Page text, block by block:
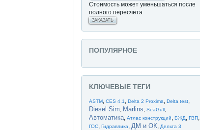
Стоимость может уменьшаться после
полного пересчета
ЗАКАЗАТЬ
ПОПУЛЯРНОЕ
КЛЮЧЕВЫЕ ТЕГИ
ASTM, CES 4.1 , Delta 2 Proxima, Delta test,
Diesel Sim, Marlins, SeaGull,
Автоматика, Атлас конструкций, БЖД, ГВП,
ГОС, Гидравлика, ДМ и ОК, Дельта 3